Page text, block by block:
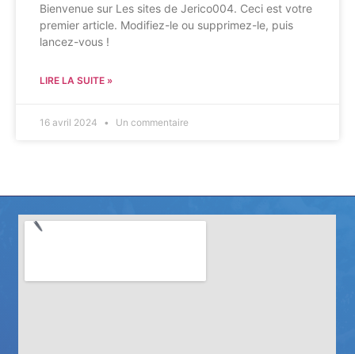
Bienvenue sur Les sites de Jerico004. Ceci est votre
premier article. Modifiez-le ou supprimez-le, puis
lancez-vous !
LIRE LA SUITE »
16 avril 2024 Un commentaire